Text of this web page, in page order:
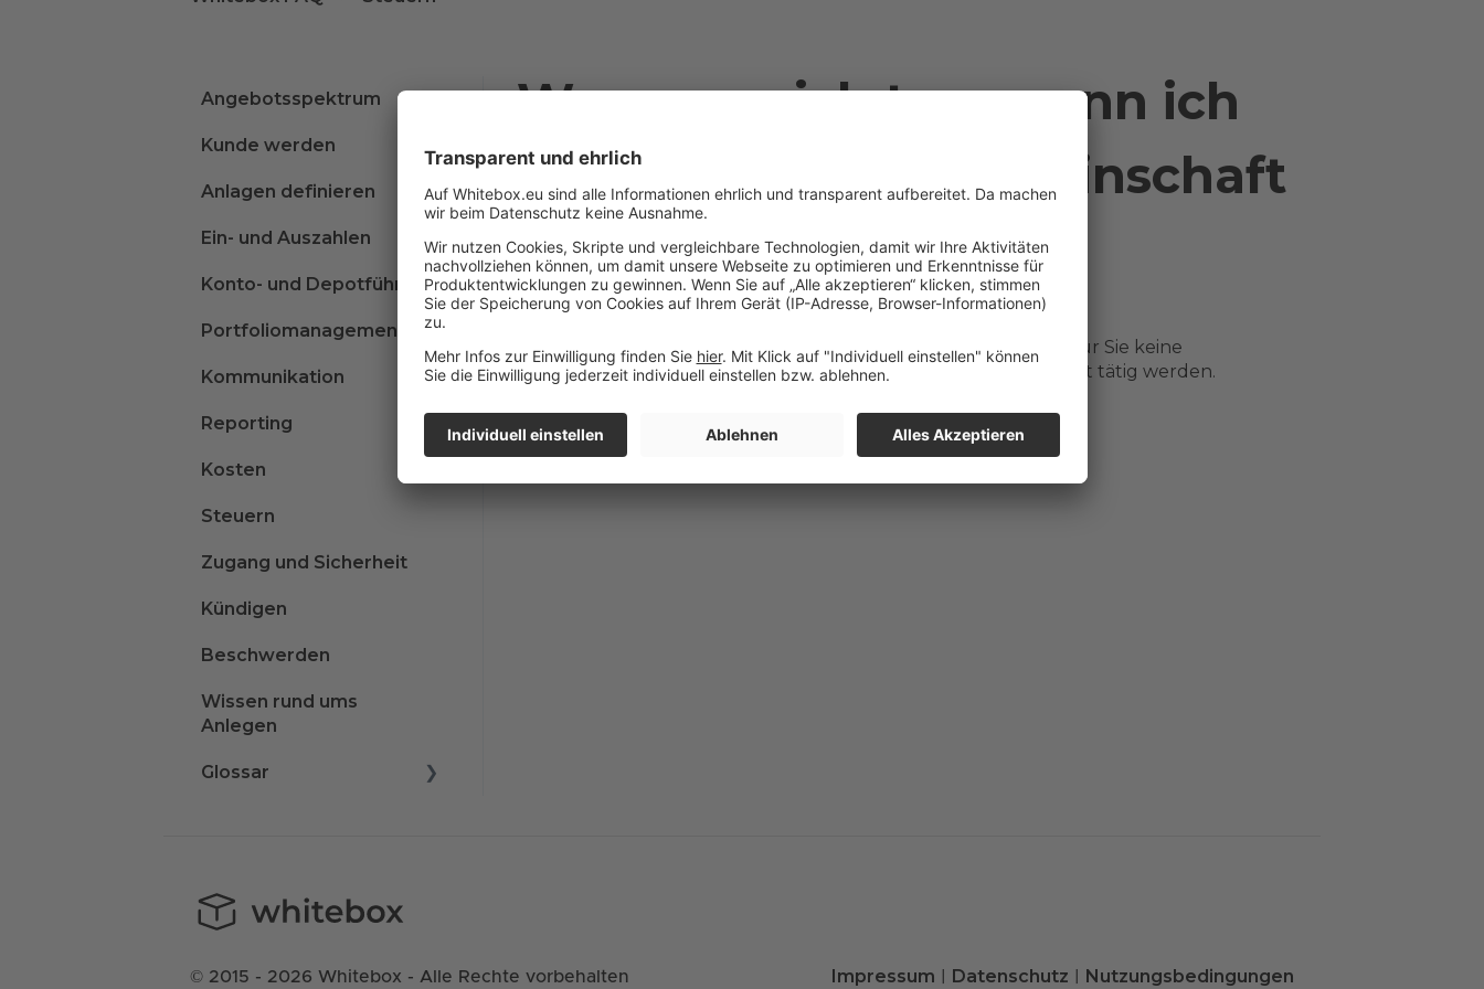
Was muss ich tun, wenn ich
keiner Religionsgemeinschaft
angehöre?
Wenn Sie keiner Religionsgemeinschaft angehören, dann wird für Sie keine
Kirchensteuer einbehalten. Diesbezüglich müssen Sie auch nicht tätig werden.
Angebotsspektrum
Kunde werden
Anlagen definieren
Ein- und Auszahlen
Konto- und Depotführung
Portfoliomanagement
Kommunikation
Reporting
Kosten
Steuern
Zugang und Sicherheit
Kündigen
Beschwerden
Wissen rund ums
Anlegen
Glossar
C
© 2015 - 2026 Whitebox - Alle Rechte vorbehalten Impressum Datenschutz Nutzungsbedingungen